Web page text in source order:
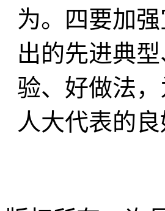
为。四要加
出的先进典
验、好做法
人大代表的